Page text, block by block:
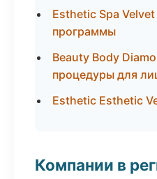
Esthetic Spa
программы
Beauty Body
процедуры для
Esthetic Esthetic
Компании в